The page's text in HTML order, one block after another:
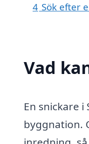
4 Sök efter
Vad
En snickare
byggnation.